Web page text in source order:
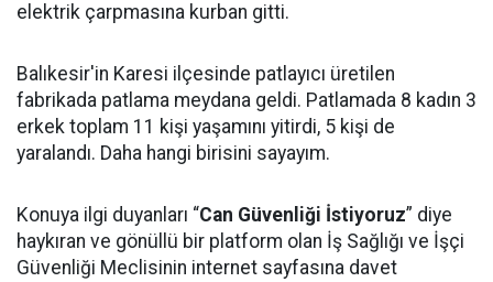
elektrik çarpmasına kurban gitti.
Balıkesir'in Karesi ilçesinde patlayıcı üretilen
fabrikada patlama meydana geldi. Patlamada 8 kadın 3
erkek toplam 11 kişi yaşamını yitirdi, 5 kişi de
yaralandı. Daha hangi birisini sayayım.
Konuya ilgi duyanları “Can Güvenliği İstiyoruz” diye
haykıran ve gönüllü bir platform olan İş Sağlığı ve İşçi
Güvenliği Meclisinin internet sayfasına davet